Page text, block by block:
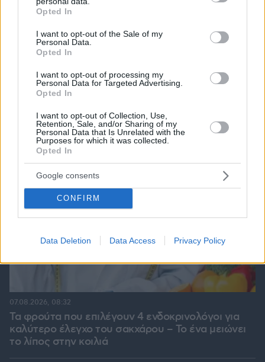
grant or deny consent to Google and its third-party tags to
use your data for below specified purposes in below Google
consent section.
Opted In
I want to opt-out of the Sale of my
Personal Data.
Opted In
I want to opt-out of processing my
Personal Data for Targeted Advertising.
Opted In
I want to opt-out of Collection, Use,
Retention, Sale, and/or Sharing of my
Personal Data that Is Unrelated with the
Purposes for which it was collected.
Opted In
Google consents
CONFIRM
Data Deletion Data Access Privacy Policy
Best of Network
Τα φρούτα που επιλέγουν 4 ενδοκρινολόγοι για
καλύτερο έλεγχο του σακχάρου – Το ένα μειώνει
το λίπος στην κοιλιά
07.08.2026, 08:32